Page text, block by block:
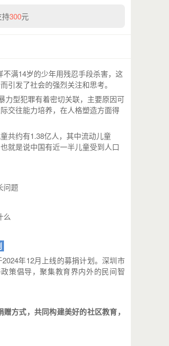
持300元
满14岁的少年用残忍手段杀害，这
引发了社会的强烈关注和思考。
型犯罪有着密切关联，主要原因可
交往能力培养，在人格塑造方面得
共约有1.38亿人，其中流动儿童
就是说中国有近一半儿童受到人口
问题
么
年12月上线的募捐计划。深圳市
策倡导，聚集教育界内外的民间智
方式，共同构建美好的社区教育，